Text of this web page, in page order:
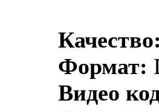
Качество:
Формат:
Видео